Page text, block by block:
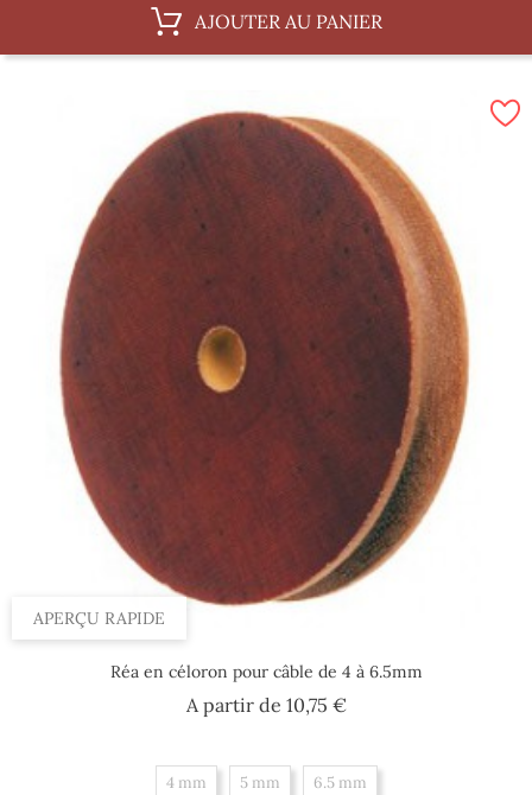
AJOUTER AU PANIER
APERÇU RAPIDE
Réa en céloron pour câble de 4 à 6.5mm
A partir de 10,75 €Prix
4 mm 5 mm 6.5 mm